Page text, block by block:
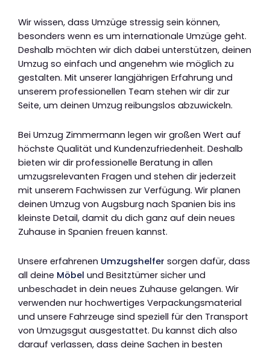
Wir wissen, dass Umzüge stressig sein können,
besonders wenn es um internationale Umzüge geht.
Deshalb möchten wir dich dabei unterstützen, deinen
Umzug so einfach und angenehm wie möglich zu
gestalten. Mit unserer langjährigen Erfahrung und
unserem professionellen Team stehen wir dir zur
Seite, um deinen Umzug reibungslos abzuwickeln.
Bei Umzug Zimmermann legen wir großen Wert auf
höchste Qualität und Kundenzufriedenheit. Deshalb
bieten wir dir professionelle Beratung in allen
umzugsrelevanten Fragen und stehen dir jederzeit
mit unserem Fachwissen zur Verfügung. Wir planen
deinen Umzug von Augsburg nach Spanien bis ins
kleinste Detail, damit du dich ganz auf dein neues
Zuhause in Spanien freuen kannst.
Unsere erfahrenen Umzugshelfer sorgen dafür, dass
all deine Möbel und Besitztümer sicher und
unbeschadet in dein neues Zuhause gelangen. Wir
verwenden nur hochwertiges Verpackungsmaterial
und unsere Fahrzeuge sind speziell für den Transport
von Umzugsgut ausgestattet. Du kannst dich also
darauf verlassen, dass deine Sachen in besten